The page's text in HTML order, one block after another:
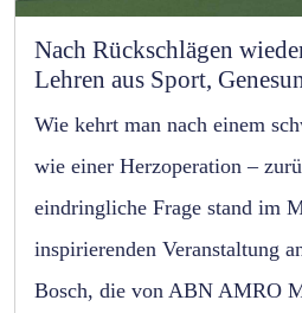
Nach Rückschlägen
Lehren aus Sport,
Wie kehrt man nach einem
wie einer Herzoperation –
eindringliche Frage stand im
inspirierenden Veranstaltung
Bosch, die von ABN AMRO